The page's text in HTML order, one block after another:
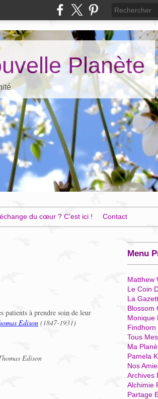
Planète
du cœur ? C'est ici ! Contact
patients à prendre soin de leur
Edison (1847-1931)
Edison
Menu
Matthew
Le Coin
La
Blossom
Monique
Findhorn
Tous
Ma
Pamela
Nos
Archives
Alchimie
Partage